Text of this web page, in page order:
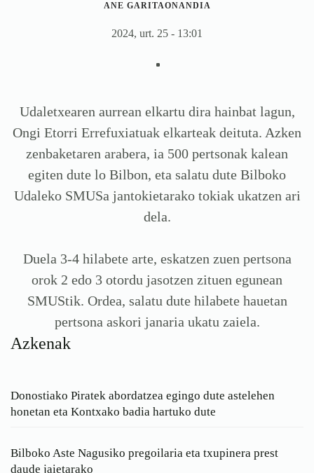
ANE GARITAONANDIA
2024, urt. 25 - 13:01
Udaletxearen aurrean elkartu dira hainbat lagun,
Ongi Etorri Errefuxiatuak elkarteak deituta. Azken
zenbaketaren arabera, ia 500 pertsonak kalean
egiten dute lo Bilbon, eta salatu dute Bilboko
Udaleko SMUSa jantokietarako tokiak ukatzen ari
dela.
Duela 3-4 hilabete arte, eskatzen zuen pertsona
orok 2 edo 3 otordu jasotzen zituen egunean
SMUStik. Ordea, salatu dute hilabete hauetan
pertsona askori janaria ukatu zaiela.
Azkenak
Donostiako Piratek abordatzea egingo dute astelehen
honetan eta Kontxako badia hartuko dute
Bilboko Aste Nagusiko pregoilaria eta txupinera prest
daude jaietarako